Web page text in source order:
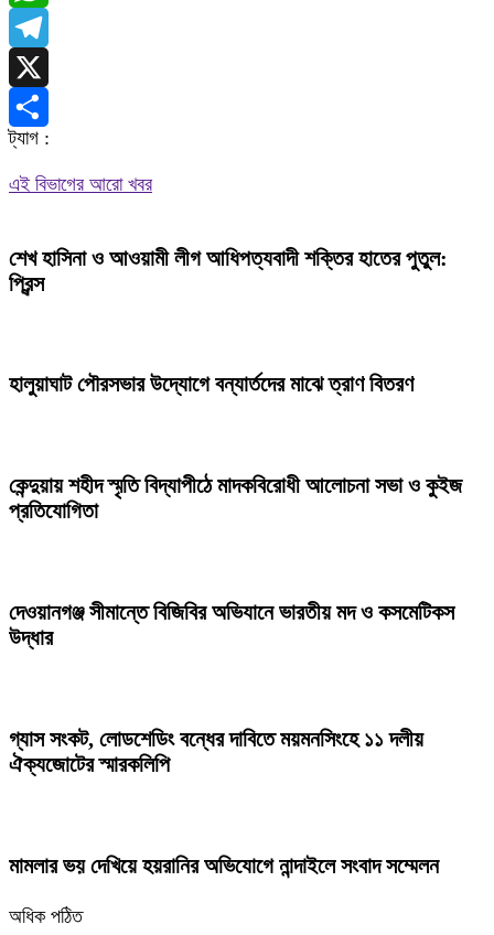
WhatsApp
Telegram
X
Share
ট্যাগ :
এই বিভাগের আরো খবর
শেখ হাসিনা ও আওয়ামী লীগ আধিপত্যবাদী শক্তির হাতের পুতুল:
প্রিন্স
হালুয়াঘাট পৌরসভার উদ্যোগে বন্যার্তদের মাঝে ত্রাণ বিতরণ
কেন্দুয়ায় শহীদ স্মৃতি বিদ্যাপীঠে মাদকবিরোধী আলোচনা সভা ও কুইজ
প্রতিযোগিতা
দেওয়ানগঞ্জ সীমান্তে বিজিবির অভিযানে ভারতীয় মদ ও কসমেটিকস
উদ্ধার
গ্যাস সংকট, লোডশেডিং বন্ধের দাবিতে ময়মনসিংহে ১১ দলীয়
ঐক্যজোটের স্মারকলিপি
মামলার ভয় দেখিয়ে হয়রানির অভিযোগে নান্দাইলে সংবাদ সম্মেলন
অধিক পঠিত